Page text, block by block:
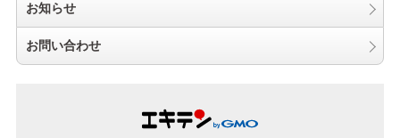
お知らせ
お問い合わせ